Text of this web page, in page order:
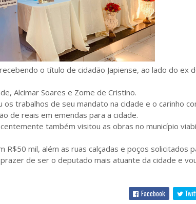
o título de cidadão Japiense, ao lado do ex
Alcimar Soares e Zome de Cristino.
trabalhos de seu mandato na cidade e o carinho
de reais em emendas para a cidade.
também visitou as obras no município
R$50 mil, além as ruas calçadas e poços solicitados
de ser o deputado mais atuante da cidade e
Facebook